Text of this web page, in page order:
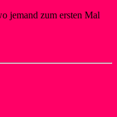
jemand zum ersten Mal